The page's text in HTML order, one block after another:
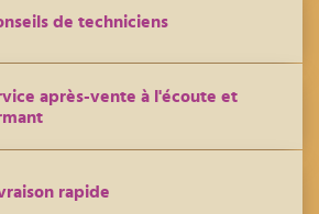
de techniciens
après-vente à l'écoute et
rapide